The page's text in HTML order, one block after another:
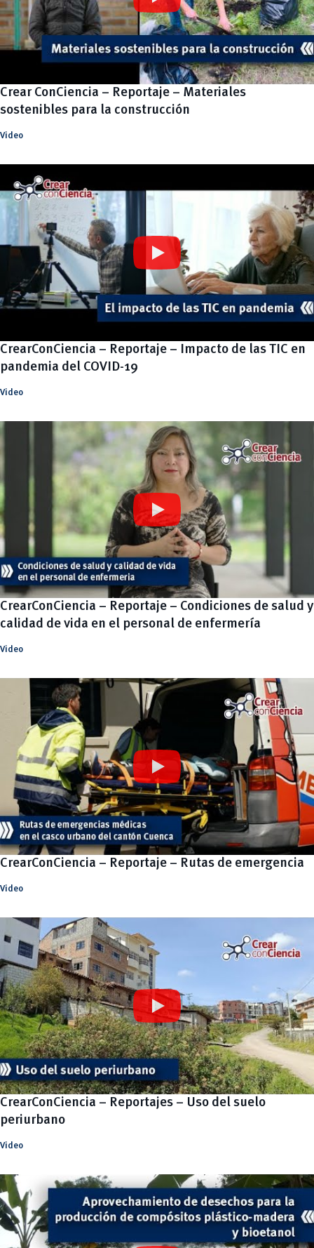
Crear ConCiencia – Reportaje – Materiales
sostenibles para la construcción
Video
CrearConCiencia – Reportaje – Impacto de las TIC en
pandemia del COVID-19
Video
CrearConCiencia – Reportaje – Condiciones de salud y
calidad de vida en el personal de enfermería
Video
CrearConCiencia – Reportaje – Rutas de emergencia
Video
CrearConCiencia – Reportajes – Uso del suelo
periurbano
Video